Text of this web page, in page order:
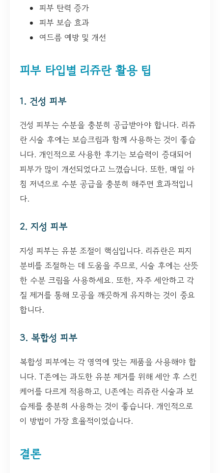
피부 탄력 증가
피부 보습 효과
여드름 예방 및 개선
피부 타입별 리쥬란 활용 팁
1. 건성 피부
건성 피부는 수분을 충분히 공급받아야 합니다. 리쥬
란 시술 후에는 보습크림과 함께 사용하는 것이 좋습
니다. 개인적으로 사용한 후기는 보습력이 증대되어
피부가 많이 개선되었다고 느꼈습니다. 또한, 매일 아
침 저녁으로 수분 공급을 충분히 해주면 효과적입니
다.
2. 지성 피부
지성 피부는 유분 조절이 핵심입니다. 리쥬란은 피지
분비를 조절하는 데 도움을 주므로, 시술 후에는 산뜻
한 수분 크림을 사용하세요. 또한, 자주 세안하고 각
질 제거를 통해 모공을 깨끗하게 유지하는 것이 중요
합니다.
3. 복합성 피부
복합성 피부에는 각 영역에 맞는 제품을 사용해야 합
니다. T존에는 과도한 유분 제거를 위해 세안 후 스킨
케어를 다르게 적용하고, U존에는 리쥬란 시술과 보
습제를 충분히 사용하는 것이 좋습니다. 개인적으로
이 방법이 가장 효율적이었습니다.
결론